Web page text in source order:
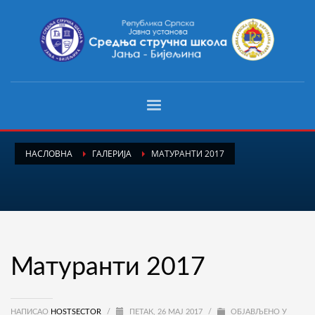
НАСЛОВНА ГАЛЕРИЈА МАТУРАНТИ 2017
Матуранти 2017
НАПИСАО HOSTSECTOR / ПЕТАК, 26 МАЈ 2017 /
ОБЈАВЉЕНО У